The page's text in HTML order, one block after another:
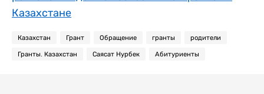
Казахстане
Казахстан Грант Обращение гранты родители
Гранты. Казахстан Саясат Нурбек Абитуриенты